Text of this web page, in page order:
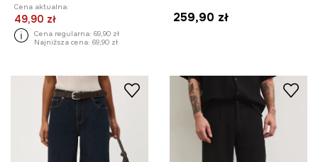
Cena aktualna:
49,90 zł
Cena regularna: 69,90 zł
Najniższa cena: 69,90 zł
259,90 zł